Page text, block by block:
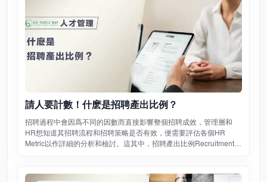
請人要計數！什麽是招聘產出比例？
招聘過程中會因爲不同的因數而直接影響整個招聘成效，管理層和
HR想知道其招聘流程和招聘策略是否有效，便需要評估各個HR
Metric以作詳細的分析和檢討。這其中，招聘產出比例Recruitment